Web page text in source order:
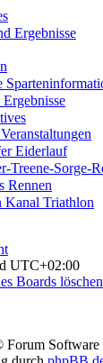
Ergebnisse
Eiderlauf
Sorge-
Rennen
Triathlon
UTC+02:00
Boards löschen
Forum